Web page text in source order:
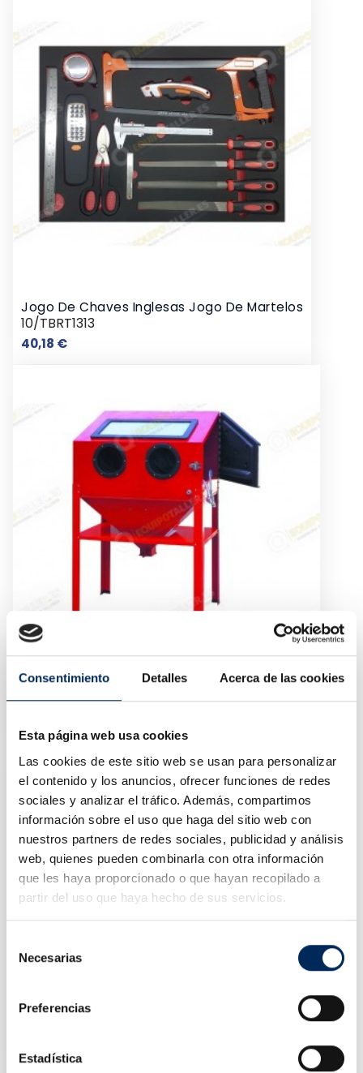
Consentimiento Detalles Acerca de las cookies
Esta página web usa cookies
Las cookies de este sitio web se usan para personalizar
el contenido y los anuncios, ofrecer funciones de redes
sociales y analizar el tráfico. Además, compartimos
información sobre el uso que haga del sitio web con
nuestros partners de redes sociales, publicidad y análisis
web, quienes pueden combinarla con otra información
que les haya proporcionado o que hayan recopilado a
partir del uso que haya hecho de sus servicios.
Necesarias
Preferencias
Estadística
Jogo De Chaves Inglesas Jogo De Martelos
10/TBRT1313
40,18 €Preço
Lavadora De Alta Pressão Areia SANDBLASTER
265,00 €Preço
Suporte Do Rolo Fixo Oficina
13,97 €